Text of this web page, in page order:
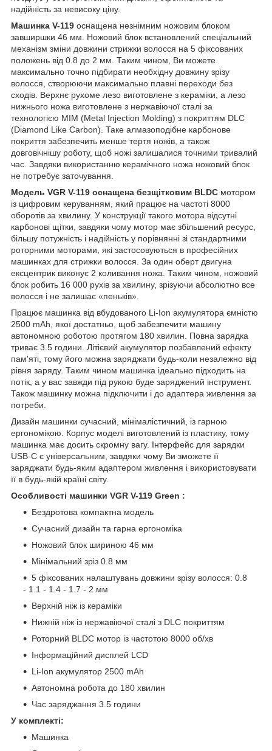
надійність за невисоку ціну.
Машинка V-119 оснащена незнімним ножовим блоком
завширшки 46 мм. Ножовий блок встановлений спеціальний
механізм зміни довжини стрижки волосся на 5 фіксованих
положень від 0.8 до 2 мм. Таким чином, Ви можете
максимально точно підбирати необхідну довжину зрізу
волосся, створюючи максимально плавні переходи без
сходів. Верхнє рухоме лезо виготовлене з кераміки, а лезо
нижнього ножа виготовлене з нержавіючої сталі за
технологією MIM (Metal Injection Molding) з покриттям DLC
(Diamond Like Carbon). Таке алмазоподібне карбонове
покриття забезпечить менше тертя ножів, а також
довговічнішу роботу, щоб ножі залишалися точними тривалий
час. Завдяки використанню керамічного ножа ножовий блок
не потребує заточування.
Модель VGR V-119 оснащена безщітковим BLDC мотором
із цифровим керуванням, який працює на частоті 8000
оборотів за хвилину. У конструкції такого мотора відсутні
карбонові щітки, завдяки чому мотор має збільшений ресурс,
більшу потужність і надійність у порівнянні зі стандартними
роторними моторами, які застосовуються в професійних
машинках для стрижки волосся. За один оберт двигуна
ексцентрик виконує 2 коливання ножа. Таким чином, ножовий
блок робить 16 000 рухів за хвилину, зрізуючи абсолютно все
волосся і не залишає «пеньків».
Працює машинка від вбудованого Li-Ion акумулятора ємністю
2500 mAh, якої достатньо, щоб забезпечити машину
автономною роботою протягом 180 хвилин. Повна зарядка
триває 3.5 години. Літієвий акумулятор позбавлений ефекту
пам'яті, тому його можна заряджати будь-коли незалежно від
рівня заряду. Таким чином машинка ідеально підходить на
потік, а у вас завжди під рукою буде заряджений інструмент.
Також машинку можна підключити і до адаптера живлення за
потреби.
Дизайн машинки сучасний, мінімалістичний, із гарною
ергономікою. Корпус моделі виготовлений із пластику, тому
машинка має досить скромну вагу. Інтерфейс для зарядки
USB-C є універсальним, завдяки чому Ви зможете її
заряджати будь-яким адаптером живлення і використовувати
її в будь-якій країні світу.
Особливості машинки VGR V-119 Green :
Бездротова компактна модель
Сучасний дизайн та гарна ергономіка
Ножовий блок шириною 46 мм
Мінімальний зріз 0.8 мм
5 фіксованих налаштувань довжини зрізу волосся: 0.8
- 1.1 - 1.4 - 1.7 - 2 мм
Верхній ніж із кераміки
Нижній ніж із нержавіючої сталі з DLC покриттям
Роторний BLDC мотор із частотою 8000 об/хв
Інформаційний дисплей LCD
Li-Ion акумулятор 2500 mAh
Автономна робота до 180 хвилин
Час заряджання 3.5 години
У комплекті:
Машинка